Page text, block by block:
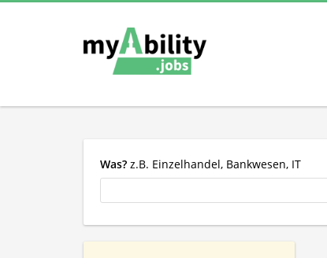
Was? z.B. Einzelhandel, Bankwesen, IT